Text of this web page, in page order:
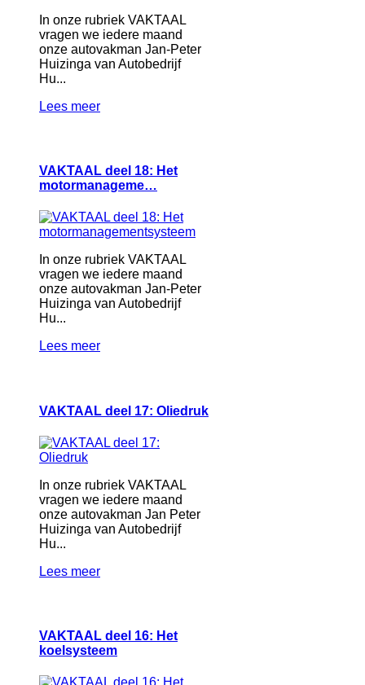
In onze rubriek VAKTAAL
vragen we iedere maand
onze autovakman Jan-Peter
Huizinga van Autobedrijf
Hu...
Lees meer
VAKTAAL deel 18: Het
motormanageme…
In onze rubriek VAKTAAL
vragen we iedere maand
onze autovakman Jan-Peter
Huizinga van Autobedrijf
Hu...
Lees meer
VAKTAAL deel 17: Oliedruk
In onze rubriek VAKTAAL
vragen we iedere maand
onze autovakman Jan Peter
Huizinga van Autobedrijf
Hu...
Lees meer
VAKTAAL deel 16: Het
koelsysteem